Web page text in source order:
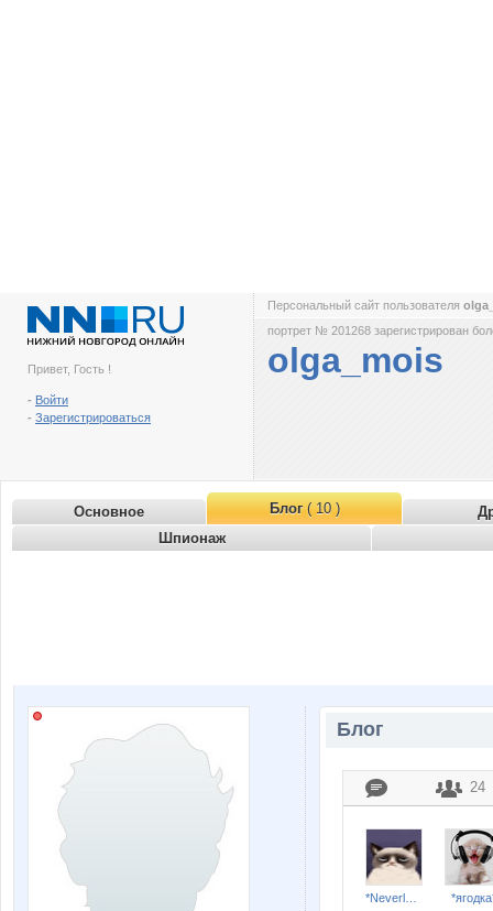
Привет, Гость !
- Войти
- Зарегистрироваться
Персональный сайт пользователя
портрет № 201268 зарегистрирован
olga_mois
Основное Блог( 10 )
Шпионаж
Блог
24